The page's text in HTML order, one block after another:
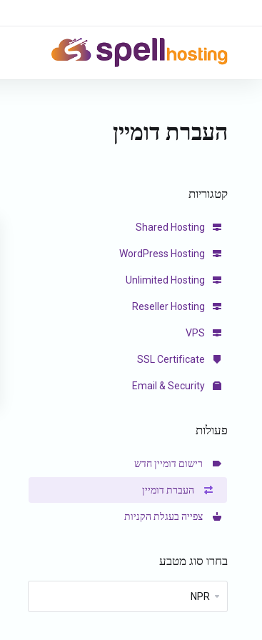
העברת דומיין
קטגוריות
פעולות
רישום דומיין חדש
העברת דומיין
צפייה בעגלת הקניות
בחרו סוג מטבע